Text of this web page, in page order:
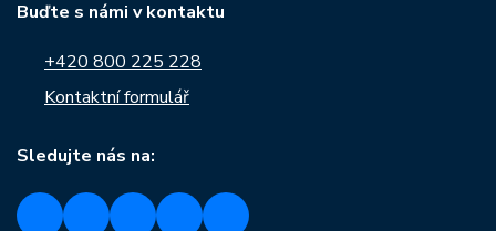
Buďte s námi v kontaktu
+420 800 225 228
Kontaktní formulář
Sledujte nás na: